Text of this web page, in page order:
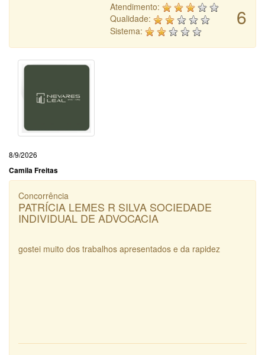
6
Atendimento:
Qualidade:
Sistema:
8/9/2026
Camila Freitas
Concorrência
PATRÍCIA LEMES R SILVA SOCIEDADE
INDIVIDUAL DE ADVOCACIA
gostei muito dos trabalhos apresentados e da rapidez